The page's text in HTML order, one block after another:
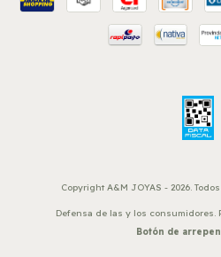
Copyright A&M JOYAS - 2026.
Defensa de las y los consumidores.
Botón de